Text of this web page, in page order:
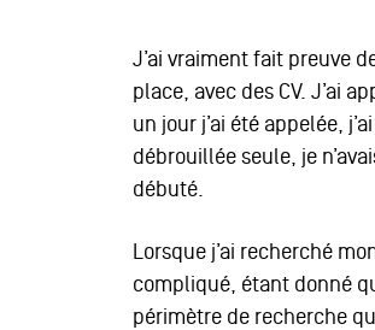
J’ai vraiment fait preuve
place, avec des CV. J’ai
un jour j’ai été appelée,
débrouillée seule, je
débuté.
Lorsque j’ai recherché
compliqué, étant donné
périmètre de recherche